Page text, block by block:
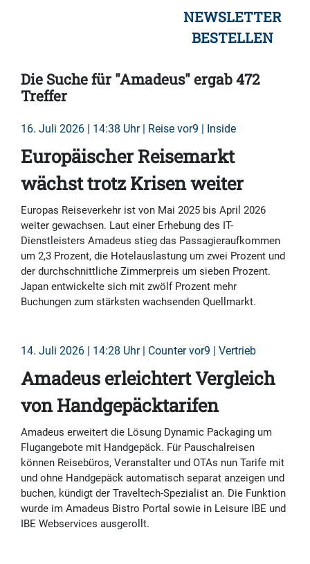
NEWSLETTER
BESTELLEN
Die Suche für "Amadeus" ergab 472
Treffer
16. Juli 2026 | 14:38 Uhr | Reise vor9 | Inside
Europäischer Reisemarkt
wächst trotz Krisen weiter
Europas Reiseverkehr ist von Mai 2025 bis April 2026
weiter gewachsen. Laut einer Erhebung des IT-
Dienstleisters Amadeus stieg das Passagieraufkommen
um 2,3 Prozent, die Hotelauslastung um zwei Prozent und
der durchschnittliche Zimmerpreis um sieben Prozent.
Japan entwickelte sich mit zwölf Prozent mehr
Buchungen zum stärksten wachsenden Quellmarkt.
14. Juli 2026 | 14:28 Uhr | Counter vor9 | Vertrieb
Amadeus erleichtert Vergleich
von Handgepäcktarifen
Amadeus erweitert die Lösung Dynamic Packaging um
Flugangebote mit Handgepäck. Für Pauschalreisen
können Reisebüros, Veranstalter und OTAs nun Tarife mit
und ohne Handgepäck automatisch separat anzeigen und
buchen, kündigt der Traveltech-Spezialist an. Die Funktion
wurde im Amadeus Bistro Portal sowie in Leisure IBE und
IBE Webservices ausgerollt.